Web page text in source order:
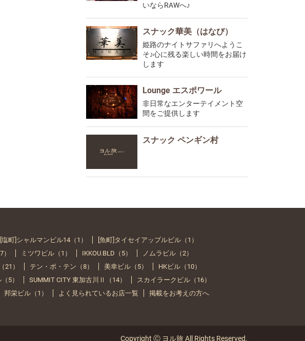
いならRAWへ♪
スナック華美（はなび）
姫路のナイトサファリへようこ
そ♪心に残る楽しい時間をお届け
します
Lounge エスポワール
非日常なエンターテイメント空
間をご提供します
スナック ペンギン村
[塩町]シャルマンビル14（1）
[魚町]タイセイアップルビル（1）
ミツワビル（1） IKKOU.BLD（5）
ノムラビル（2）
21） テン・ポ・テン（8） 美幸ビル（5）
HKビル（10）
5） SUMMIT CITY 東加古川Ⅱ（14）
スカイラークビル（16）
邦栄ビル（1） よく見られているお店一覧 掲載をお考えの方へ
Copyright Ⓒ ヨル旅 All Rights Reserved.